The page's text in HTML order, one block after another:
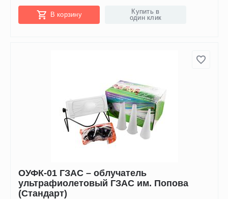
В корзину
Купить в
один клик
ОУФК-01 ГЗАС – облучатель
ультрафиолетовый ГЗАС им. Попова
(Стандарт)